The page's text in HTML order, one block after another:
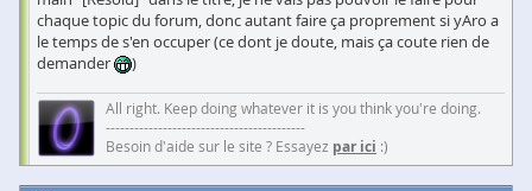
chaque topic du forum, donc autant faire ça proprement si yAro a
le temps de s'en occuper (ce dont je doute, mais ça coute rien de
demander
)
All right. Keep doing whatever it is you think you're doing.
------------------------------------------
Besoin d'aide sur le site ? Essayez par ici :)